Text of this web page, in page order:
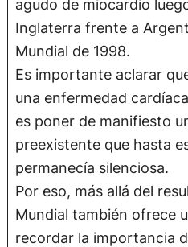
agudo de miocardio
Inglaterra frente a
Mundial de 1998.
Es importante aclarar
una enfermedad
es poner de manifiesto
preexistente que hasta
permanecía silenciosa.
Por eso, más allá del
Mundial también ofrece
recordar la importancia